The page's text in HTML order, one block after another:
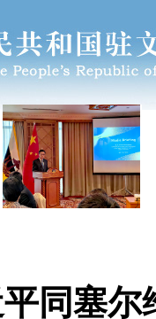
同塞尔